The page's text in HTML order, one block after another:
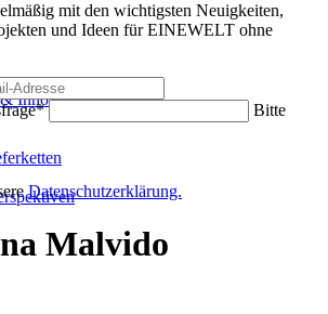
Innovation
mit den wichtigsten Neuigkeiten,
und Ideen für EINEWELT ohne
*
Bitte
Datenschutzerklärung.
Malvido